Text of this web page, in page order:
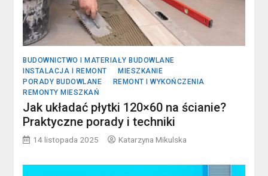
BUDOWNICTWO I MATERIAŁY BUDOWLANE
INSTALACJA I REMONT
MIESZKANIE
PORADY BUDOWLANE
REMONT I WYKOŃCZENIA
REMONTY MIESZKAŃ
Jak układać płytki 120×60 na ścianie?
Praktyczne porady i techniki
14 listopada 2025 Katarzyna Mikulska